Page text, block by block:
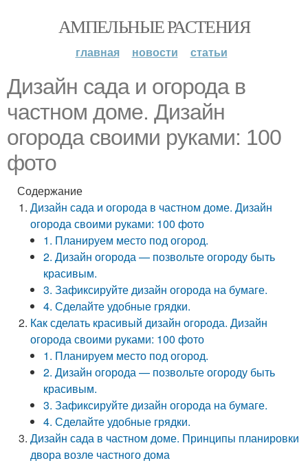
АМПЕЛЬНЫЕ РАСТЕНИЯ
главная новости статьи
Дизайн сада и огорода в
частном доме. Дизайн
огорода своими руками: 100
фото
Содержание
Дизайн сада и огорода в частном доме. Дизайн
огорода своими руками: 100 фото
1. Планируем место под огород.
2. Дизайн огорода — позвольте огороду быть
красивым.
3. Зафиксируйте дизайн огорода на бумаге.
4. Сделайте удобные грядки.
Как сделать красивый дизайн огорода. Дизайн
огорода своими руками: 100 фото
1. Планируем место под огород.
2. Дизайн огорода — позвольте огороду быть
красивым.
3. Зафиксируйте дизайн огорода на бумаге.
4. Сделайте удобные грядки.
Дизайн сада в частном доме. Принципы планировки
двора возле частного дома